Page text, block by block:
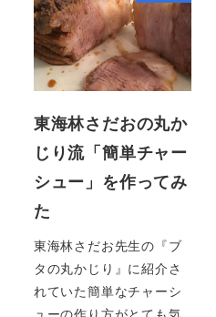
東海林さだおの丸か
じり流「簡単チャー
シュー」を作ってみ
た
東海林さだお先生の『ブ
タの丸かじり』に紹介さ
れていた簡単なチャーシ
ューの作り方がとても気